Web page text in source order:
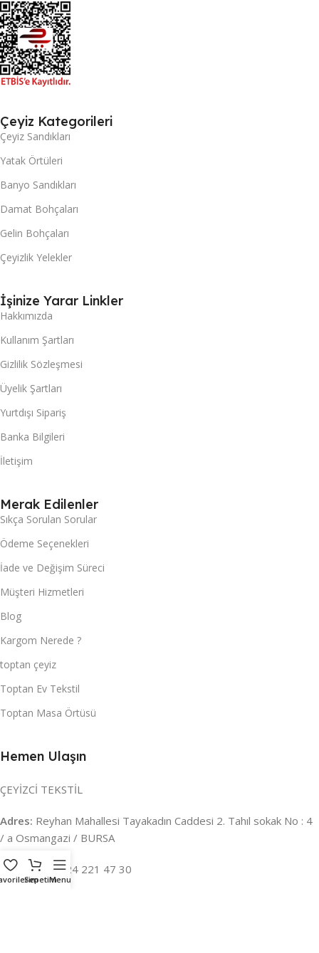
Çeyiz Kategorileri
Çeyiz Sandıkları
Yatak Örtüleri
Banyo Sandıkları
Damat Bohçaları
Gelin Bohçaları
Çeyizlik Yelekler
İşinize Yarar Linkler
Hakkımızda
Kullanım Şartları
Gizlilik Sözleşmesi
Üyelik Şartları
Yurtdışı Sipariş
Banka Bilgileri
İletişim
Merak Edilenler
Sıkça Sorulan Sorular
Ödeme Seçenekleri
İade ve Değişim Süreci
Müşteri Hizmetleri
Blog
Kargom Nerede ?
toptan çeyiz
Toptan Ev Tekstil
Toptan Masa Örtüsü
Hemen Ulaşın
ÇEYİZCİ TEKSTİL
Adres: Reyhan Mahallesi Tayakadın Caddesi 2. Tahıl sokak No : 4
/ a Osmangazi / BURSA
İLETİŞİM : 0224 221 47 30
SepetimMenu